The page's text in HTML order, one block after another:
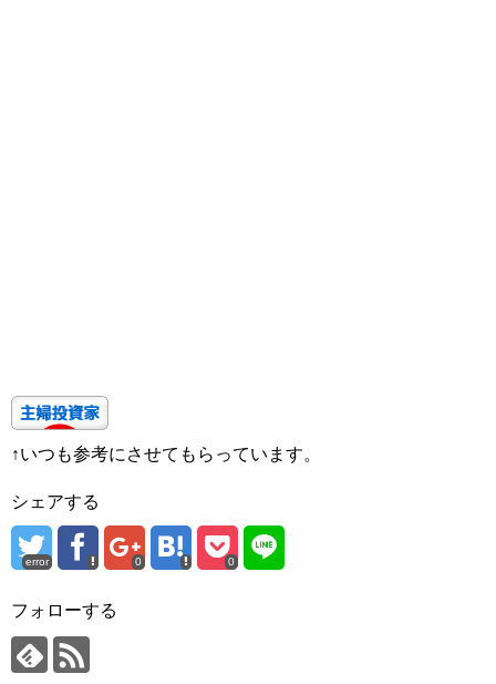
↑いつも参考にさせてもらっています。
シェアする
error 0 0
フォローする